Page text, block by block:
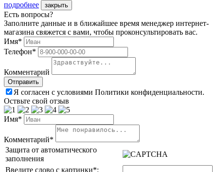
подробнее
закрыть
Есть вопросы?
Заполните данные и в ближайшее время менеджер интернет-
магазина свяжется с вами, чтобы проконсультировать вас.
Имя*
Телефон*
Комментарий
Я согласен с условиями Политики конфиденциальности.
Оствьте свой отзыв
Имя*
Комментарий*
Защита от автоматического
заполнения
Введите слово с картинки*: